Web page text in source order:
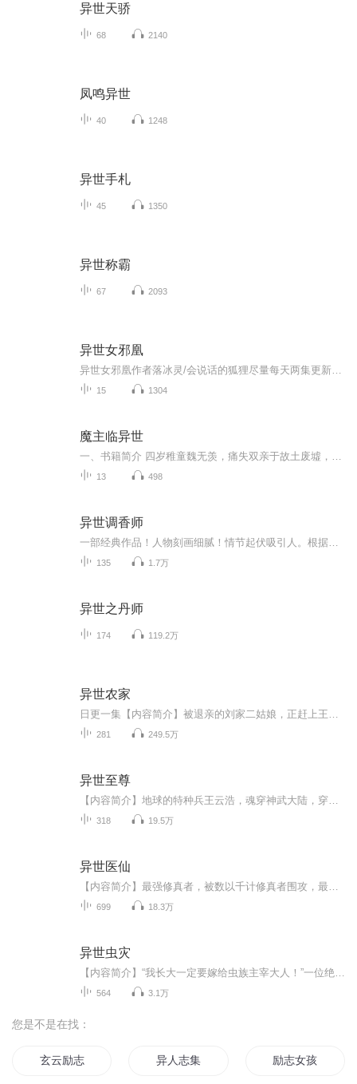
异世天骄
68 2140
凤鸣异世
40 1248
异世手札
45 1350
异世称霸
67 2093
异世女邪凰
15 1304
魔主临异世
13 498
异世调香师
135 1.7万
异世之丹师
174 119.2万
异世农家
281 249.5万
异世至尊
318 19.5万
异世医仙
699 18.3万
异世虫灾
564 3.1万
您是不是在找：
玄云励志 异人志集 励志女孩